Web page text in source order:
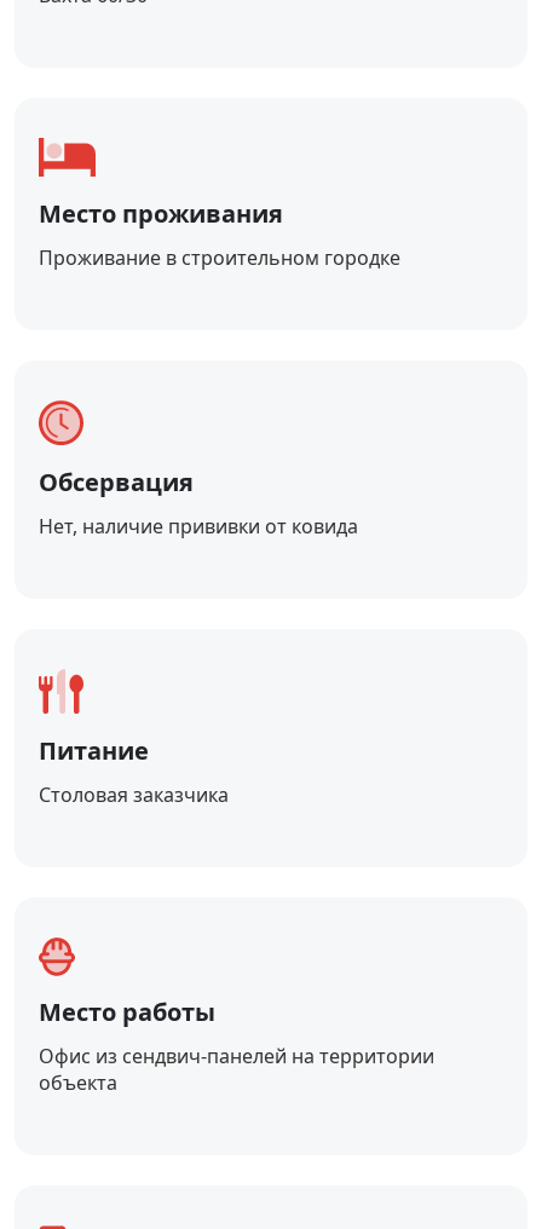
Место проживания
Проживание в строительном городке
Обсервация
Нет, наличие прививки от ковида
Питание
Столовая заказчика
Место работы
Офис из сендвич-панелей на территории
объекта